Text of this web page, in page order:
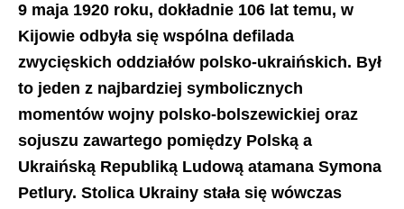
9 maja 1920 roku, dokładnie 106 lat temu, w
Kijowie odbyła się wspólna defilada
zwycięskich oddziałów polsko-ukraińskich. Był
to jeden z najbardziej symbolicznych
momentów wojny polsko-bolszewickiej oraz
sojuszu zawartego pomiędzy Polską a
Ukraińską Republiką Ludową atamana Symona
Petlury. Stolica Ukrainy stała się wówczas